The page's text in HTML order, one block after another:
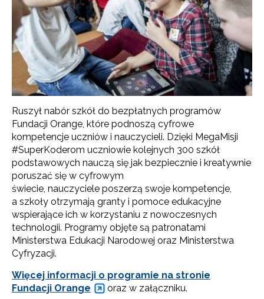
Ruszył nabór szkół do bezpłatnych programów
Fundacji Orange, które podnoszą cyfrowe
kompetencje uczniów i nauczycieli. Dzięki MegaMisji
#SuperKoderom uczniowie kolejnych 300 szkół
podstawowych nauczą się jak bezpiecznie i kreatywnie
poruszać się w cyfrowym
świecie, nauczyciele poszerzą swoje kompetencje,
a szkoły otrzymają granty i pomoce edukacyjne
wspierające ich w korzystaniu z nowoczesnych
technologii. Programy objęte są patronatami
Ministerstwa Edukacji Narodowej oraz Ministerstwa
Cyfryzacji.
Więcej informacji o programie na stronie
Fundacji Orange
oraz w załączniku.